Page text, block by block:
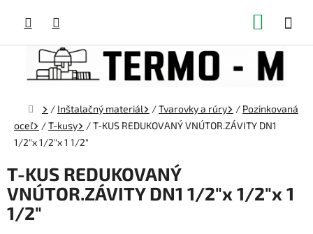
obsah
Domov
/ Inštalačný materiál /Tvarovky a rúry / Pozinkovaná
oceľ
/T-kusy /T-KUS REDUKOVANÝ VNÚTOR.ZÁVITY DN1
1/2"x 1/2"x 1 1/2"
T-KUS REDUKOVANÝ
VNÚTOR.ZÁVITY DN1 1/2"x 1/2"x 1
1/2"